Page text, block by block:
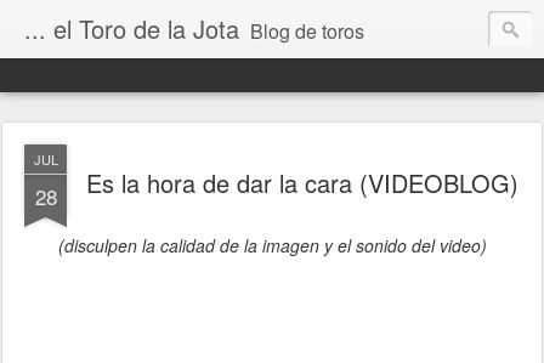
... el Toro de la Jota Blog de toros
JUL
28 Es la hora de dar la cara (VIDEOBLOG)
(disculpen la calidad de la imagen y el sonido del video)